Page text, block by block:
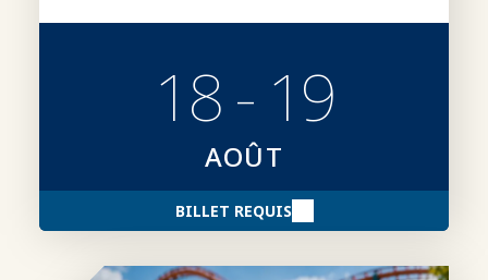
18 - 19
AOÛT
BILLET REQUIS